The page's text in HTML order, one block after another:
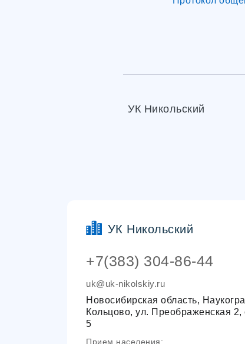
УК Никольский
УК Никольский
+7(383) 304-86-44
uk@uk-nikolskiy.ru
Новосибирская область,
Кольцово, ул. Преображенская
5
Прием населения: